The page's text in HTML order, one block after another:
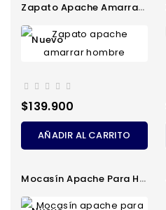
Zapato Apache Amarrar Hombre
Nuevo
Precio
$139.900
AÑADIR AL CARRITO
Mocasín Apache Para Hombre